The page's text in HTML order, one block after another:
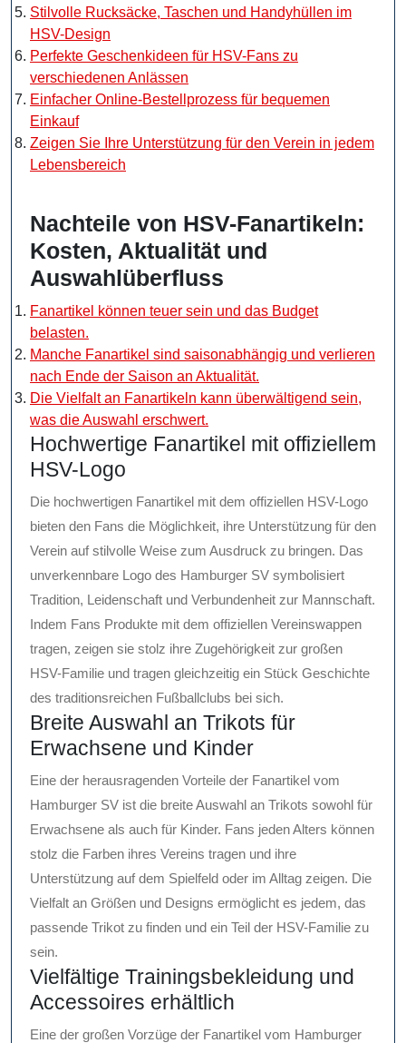
Stilvolle Rucksäcke, Taschen und Handyhüllen im
HSV-Design
Perfekte Geschenkideen für HSV-Fans zu
verschiedenen Anlässen
Einfacher Online-Bestellprozess für bequemen
Einkauf
Zeigen Sie Ihre Unterstützung für den Verein in jedem
Lebensbereich
Nachteile von HSV-Fanartikeln:
Kosten, Aktualität und
Auswahlüberfluss
Fanartikel können teuer sein und das Budget
belasten.
Manche Fanartikel sind saisonabhängig und verlieren
nach Ende der Saison an Aktualität.
Die Vielfalt an Fanartikeln kann überwältigend sein,
was die Auswahl erschwert.
Hochwertige Fanartikel mit offiziellem
HSV-Logo
Die hochwertigen Fanartikel mit dem offiziellen HSV-Logo
bieten den Fans die Möglichkeit, ihre Unterstützung für den
Verein auf stilvolle Weise zum Ausdruck zu bringen. Das
unverkennbare Logo des Hamburger SV symbolisiert
Tradition, Leidenschaft und Verbundenheit zur Mannschaft.
Indem Fans Produkte mit dem offiziellen Vereinswappen
tragen, zeigen sie stolz ihre Zugehörigkeit zur großen
HSV-Familie und tragen gleichzeitig ein Stück Geschichte
des traditionsreichen Fußballclubs bei sich.
Breite Auswahl an Trikots für
Erwachsene und Kinder
Eine der herausragenden Vorteile der Fanartikel vom
Hamburger SV ist die breite Auswahl an Trikots sowohl für
Erwachsene als auch für Kinder. Fans jeden Alters können
stolz die Farben ihres Vereins tragen und ihre
Unterstützung auf dem Spielfeld oder im Alltag zeigen. Die
Vielfalt an Größen und Designs ermöglicht es jedem, das
passende Trikot zu finden und ein Teil der HSV-Familie zu
sein.
Vielfältige Trainingsbekleidung und
Accessoires erhältlich
Eine der großen Vorzüge der Fanartikel vom Hamburger